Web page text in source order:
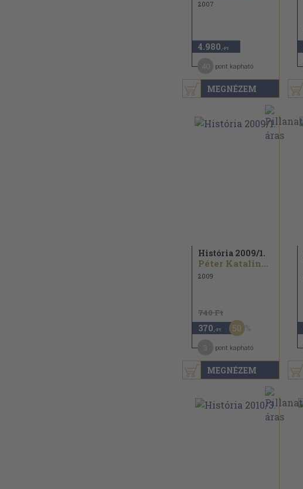
MEGNÉZEM
2007
4.980 ,-Ft
pont kapható
MEGNÉZEM
História 2009/1.
Péter Katalin...
2009
740 Ft
370 ,-Ft 50
pont kapható